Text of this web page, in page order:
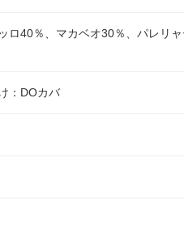
ロ40％、マカベオ30％、パレリ
：DOカバ